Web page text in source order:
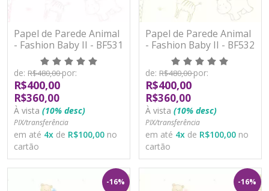
Papel de Parede Animal
- Fashion Baby II - BF531
- Vinílico
de: R$480,00por:
R$400,00
R$360,00
À vista (10% desc)
PIX/transferência
em até 4x de R$100,00 no
cartão
Papel de Parede Animal
- Fashion Baby II - BF532
- Vinílico
de: R$480,00por:
R$400,00
R$360,00
À vista (10% desc)
PIX/transferência
em até 4x de R$100,00 no
cartão
-16% -16%